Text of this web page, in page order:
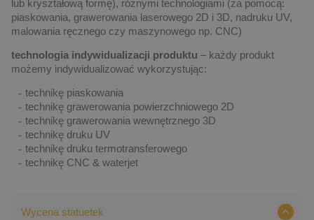
lub kryształową formę), różnymi technologiami (za pomocą:
piaskowania, grawerowania laserowego 2D i 3D, nadruku UV,
malowania ręcznego czy maszynowego np. CNC)
technologia indywidualizacji produktu – każdy produkt
możemy indywidualizować wykorzystując:
technikę piaskowania
technikę grawerowania powierzchniowego 2D
technikę grawerowania wewnętrznego 3D
technikę druku UV
technikę druku termotransferowego
technikę CNC & waterjet
Wycena statuetek